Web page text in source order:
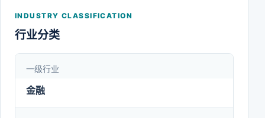
险、平安产险、平安养老险、平安健康险、平安银
融业各个领域，已发展成为中国少数能为客户同时提
供保险、银行及投资等全方位金融产品和服务的金融
INDUSTRY CLASSIFICATION
行业分类
一级行业
金融